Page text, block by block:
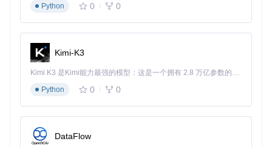
Python
0 0
Kimi-K3
Kimi K3 是Kimi能力最强的模型：这是一个拥有 2.8 万亿参数的混合专家（MoE）模型，具备原生视觉理解能力，并支持 100 万 token 的上下文窗口。
Python
0 0
DataFlow